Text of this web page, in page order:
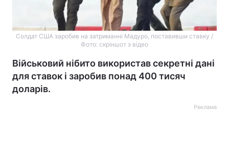
Солдат США заробив на затриманні Мадуро, поставивши ставку /
Фото: скріншот з відео
Військовий нібито використав секретні дані
для ставок і заробив понад 400 тисяч
доларів.
Реклама